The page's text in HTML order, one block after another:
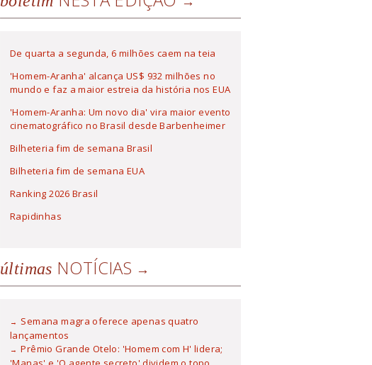
De quarta a segunda, 6 milhões caem na teia
'Homem-Aranha' alcança US$ 932 milhões no
mundo e faz a maior estreia da história nos EUA
'Homem-Aranha: Um novo dia' vira maior evento
cinematográfico no Brasil desde Barbenheimer
Bilheteria fim de semana Brasil
Bilheteria fim de semana EUA
Ranking 2026 Brasil
Rapidinhas
últimas NOTÍCIAS
Semana magra oferece apenas quatro
lançamentos
Prêmio Grande Otelo: 'Homem com H' lidera;